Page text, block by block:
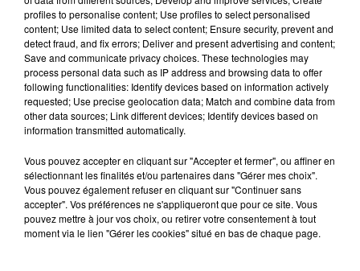
MUSE
Dans le reste de l'actu Voir plus
profiles to personalise content; Use profiles to select personalised
content; Use limited data to select content; Ensure security, prevent and
detect fraud, and fix errors; Deliver and present advertising and content;
Save and communicate privacy choices. These technologies may
process personal data such as IP address and browsing data to offer
following functionalities: Identify devices based on information actively
requested; Use precise geolocation data; Match and combine data from
other data sources; Link different devices; Identify devices based on
information transmitted automatically.
Vous pouvez accepter en cliquant sur "Accepter et fermer", ou affiner en
sélectionnant les finalités et/ou partenaires dans "Gérer mes choix".
Vous pouvez également refuser en cliquant sur "Continuer sans
accepter". Vos préférences ne s'appliqueront que pour ce site. Vous
pouvez mettre à jour vos choix, ou retirer votre consentement à tout
moment via le lien "Gérer les cookies" situé en bas de chaque page.